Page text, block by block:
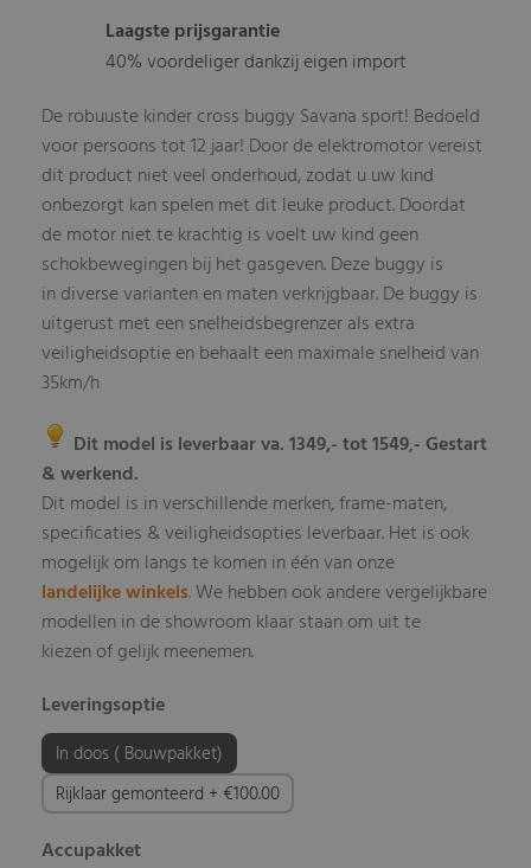
Laagste prijsgarantie
40% voordeliger dankzij eigen import
De robuuste kinder cross buggy Savana sport! Bedoeld
voor persoons tot 12 jaar! Door de elektromotor vereist
dit product niet veel onderhoud, zodat u uw kind
onbezorgt kan spelen met dit leuke product. Doordat
de motor niet te krachtig is voelt uw kind geen
schokbewegingen bij het gasgeven. Deze buggy is
in diverse varianten en maten verkrijgbaar. De buggy is
uitgerust met een snelheidsbegrenzer als extra
veiligheidsoptie en behaalt een maximale snelheid van
35km/h
Dit model is leverbaar va. 1349,- tot 1549,- Gestart
& werkend.
Dit model is in verschillende merken, frame-maten,
specificaties & veiligheidsopties leverbaar. Het is ook
mogelijk om langs te komen in één van onze
landelijke winkels.We hebben ook andere vergelijkbare
modellen in de showroom klaar staan om uit te
kiezen of gelijk meenemen.
Leveringsoptie
In doos ( Bouwpakket)
Rijklaar gemonteerd + €100.00
Accupakket